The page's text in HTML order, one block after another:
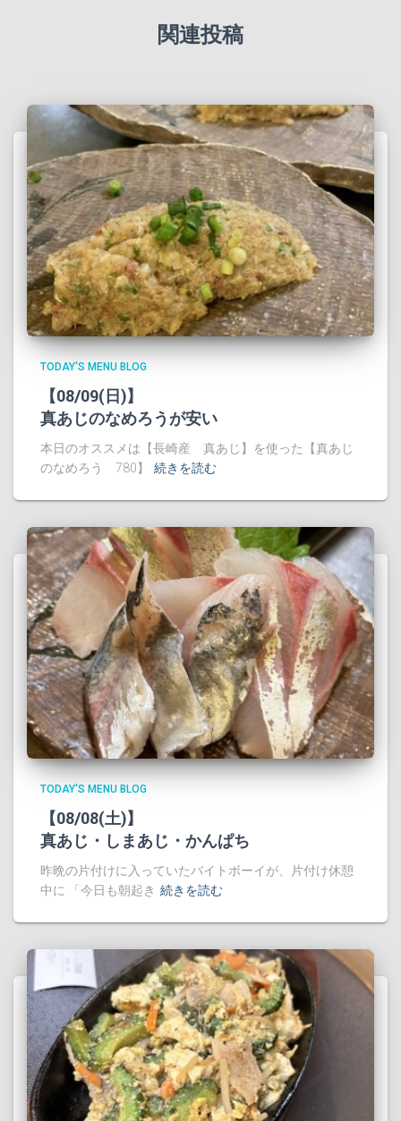
関連投稿
TODAY'S MENU BLOG
【08/09(日)】
真あじのなめろうが安い
本日のオススメは【長崎産 真あじ】を使った【真あじ
のなめろう 780】
続きを読む
TODAY'S MENU BLOG
【08/08(土)】
真あじ・しまあじ・かんぱち
昨晩の片付けに入っていたバイトボーイが、片付け休憩
中に 「今日も朝起き 続きを読む